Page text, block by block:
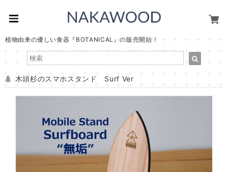
植物由来の優しい食器『BOTANICAL』の販売開始！
木頭杉のスマホスタンド Surf Ver